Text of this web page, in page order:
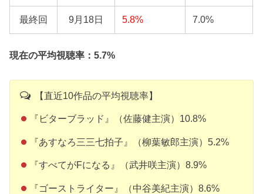
最終回 9月18日 5.8% 7.0%
現在の平均視聴率：5.7%
【直近10作品の平均視聴率】
『ビターブラッド』（佐藤健主演）10.8%
『あすなろ三三七拍子』（柳葉敏郎主演）5.2%
『すべてがFになる』（武井咲主演）8.9%
『ゴーストライター』（中谷美紀主演）8.6%